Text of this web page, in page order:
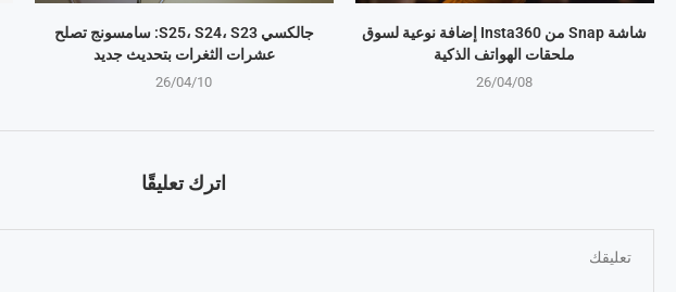
جالكسي S25، S24، S23: سامسونج تصلح
عشرات الثغرات بتحديث جديد
26/04/10
شاشة Snap من Insta360 إضافة نوعية لسوق
ملحقات الهواتف الذكية
26/04/08
اترك تعليقًا